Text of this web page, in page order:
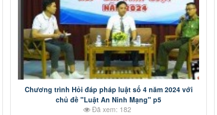
Chương trình Hỏi đáp pháp luật số 4 năm 2024 với
chủ đề "Luật An Ninh Mạng" p5
Đã xem: 182